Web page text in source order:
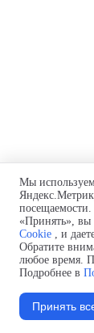
Мы
«Принять», вы
Cookie , и
Обратите
любое время.
Подробнее в
Принять